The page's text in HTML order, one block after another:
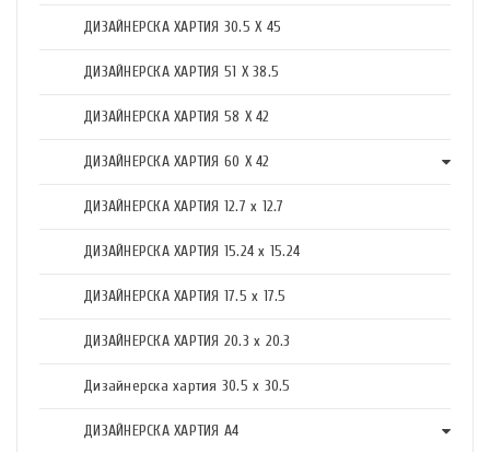
ДИЗАЙНЕРСКА ХАРТИЯ 30.5 X 45
ДИЗАЙНЕРСКА ХАРТИЯ 51 X 38.5
ДИЗАЙНЕРСКА ХАРТИЯ 58 X 42
ДИЗАЙНЕРСКА ХАРТИЯ 60 X 42
ДИЗАЙНЕРСКА ХАРТИЯ 12.7 x 12.7
ДИЗАЙНЕРСКА ХАРТИЯ 15.24 x 15.24
ДИЗАЙНЕРСКА ХАРТИЯ 17.5 х 17.5
ДИЗАЙНЕРСКА ХАРТИЯ 20.3 х 20.3
Дизайнерска хартия 30.5 х 30.5
ДИЗАЙНЕРСКА ХАРТИЯ А4